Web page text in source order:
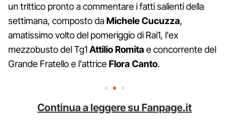
un trittico pronto a commentare i fatti salienti della
settimana, composto daMichele Cucuzza,
amatissimo volto del pomeriggio di Rai1, l'ex
mezzobusto del Tg1Attilio Romitae concorrente del
Grande Fratello e l'attriceFlora Canto.
Continua a leggere su Fanpage.it